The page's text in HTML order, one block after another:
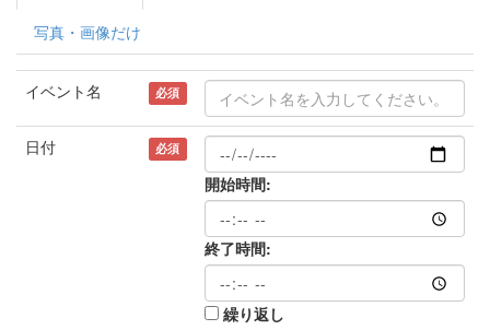
写真・画像だけ
イベント名 必須
日付 必須
開始時間:
終了時間:
繰り返し